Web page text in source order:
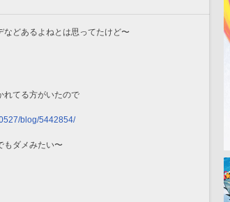
などあるよねとは思ってたけど〜
れてる方がいたので
blog/5442854/
もダメみたい〜